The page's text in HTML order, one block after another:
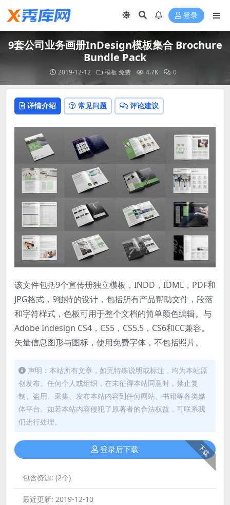
登录
9套公司业务画册InDesign模板集合 Brochure
Bundle Pack
2019-12-12 模板 免费 4.7K 0
详情介绍 常见问题 评论建议
该文件包括9个宣传册独立模板，INDD，IDML，PDF和
JPG格式，9独特的设计，包括所有产品帮助文件，段落
和字符样式，色板可用于整个文档的简单颜色编辑。与
Adobe Indesign CS4，CS5，CS5.5，CS6和CC兼容。
矢量信息图形与图标，使用免费字体，不包括照片。
声明：本站所有文章，如无特殊说明或标注，均为本站原
创发布。任何个人或组织，在未征得本站同意时，禁止复
制、盗用、采集、发布本站内容到任何网站、书籍等各类媒
体平台。如若本站内容侵犯了原著者的合法权益，可联系我
们进行处理。
下载
登录后下载
包含资源: (2个)
最近更新: 2019-12-10